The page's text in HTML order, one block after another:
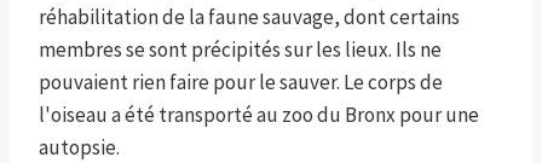
réhabilitation de la faune sauvage, dont certains
membres se sont précipités sur les lieux. Ils ne
pouvaient rien faire pour le sauver. Le corps de
l'oiseau a été transporté au zoo du Bronx pour une
autopsie.